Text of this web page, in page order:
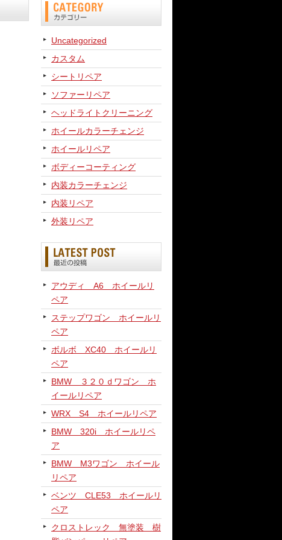
Uncategorized
カスタム
シートリペア
ソファーリペア
ヘッドライトクリーニング
ホイールカラーチェンジ
ホイールリペア
ボディーコーティング
内装カラーチェンジ
内装リペア
外装リペア
アウディ A6 ホイールリ
ペア
ステップワゴン ホイールリ
ペア
ボルボ XC40 ホイールリ
ペア
BMW ３２０ｄワゴン ホ
イールリペア
WRX S4 ホイールリペア
BMW 320i ホイールリペ
ア
BMW M3ワゴン ホイール
リペア
ベンツ CLE53 ホイールリ
ペア
クロストレック 無塗装 樹